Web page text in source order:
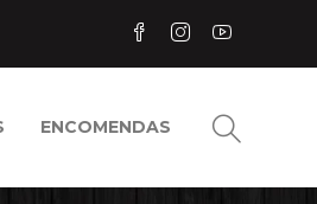
ENCOMENDAS